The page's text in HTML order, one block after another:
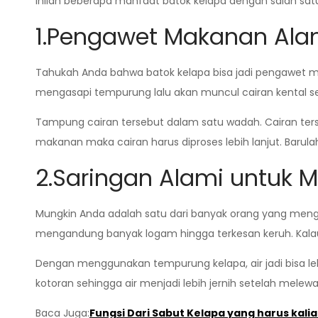
1.Pengawet Makanan
Tahukah Anda bahwa batok kelapa bisa jadi pengawet
mengasapi tempurung lalu akan muncul cairan kental
Tampung cairan tersebut dalam satu wadah. Cairan
makanan maka cairan harus diproses lebih lanjut.
2.Saringan Alami untuk
Mungkin Anda adalah satu dari banyak orang yang
mengandung banyak logam hingga terkesan keruh.
Dengan menggunakan tempurung kelapa, air jadi bisa
kotoran sehingga air menjadi lebih jernih setelah
Baca Juga:Fungsi Dari Sabut Kelapa yang harus